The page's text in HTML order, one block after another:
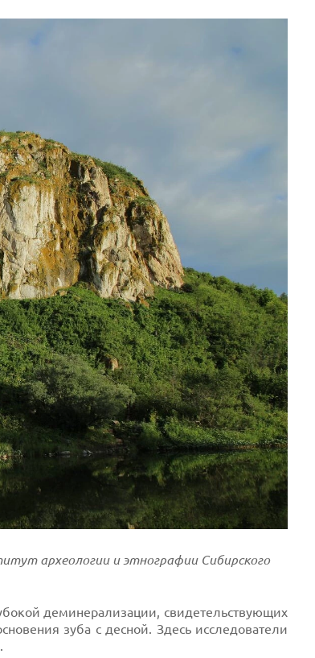
археологии и этнографии Сибирского
деминерализации, свидетельствующих
зуба с десной. Здесь исследователи